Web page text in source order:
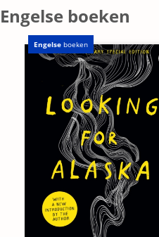
Engelse boeken
Engelse boeken